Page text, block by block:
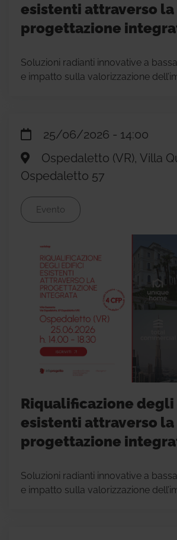
esistenti attraverso la
progettazione
Soluzioni radianti innovative a
e impatto sulla valorizzazione
25/06/2026 - 14:00
Ospedaletto (VR), Villa
Ospedaletto 57
Evento
Riqualificazione
esistenti attraverso la
progettazione
Soluzioni radianti innovative a
e impatto sulla valorizzazione